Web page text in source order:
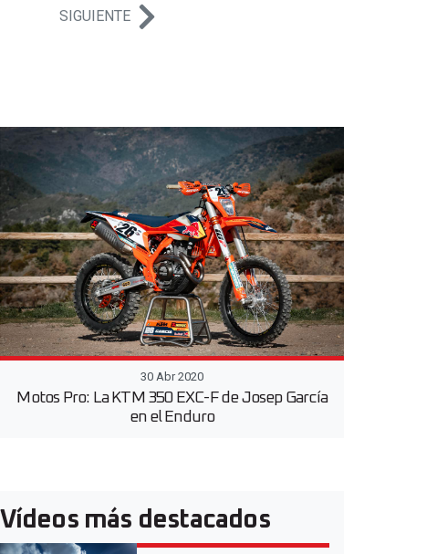
SIGUIENTE
30 Abr 2020
Motos Pro: La KTM 350 EXC-F de Josep García
en el Enduro
Vídeos más destacados